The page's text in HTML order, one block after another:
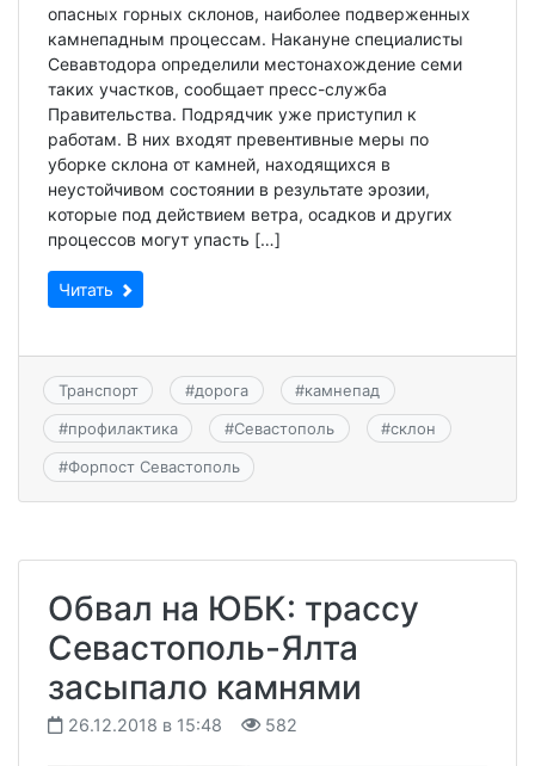
опасных горных склонов, наиболее подверженных
камнепадным процессам. Накануне специалисты
Севавтодора определили местонахождение семи
таких участков, сообщает пресс-служба
Правительства. Подрядчик уже приступил к
работам. В них входят превентивные меры по
уборке склона от камней, находящихся в
неустойчивом состоянии в результате эрозии,
которые под действием ветра, осадков и других
процессов могут упасть […]
Читать
Транспорт #дорога #камнепад
#профилактика #Севастополь #склон
#Форпост Севастополь
Обвал на ЮБК: трассу
Севастополь-Ялта
засыпало камнями
26.12.2018 в 15:48 582